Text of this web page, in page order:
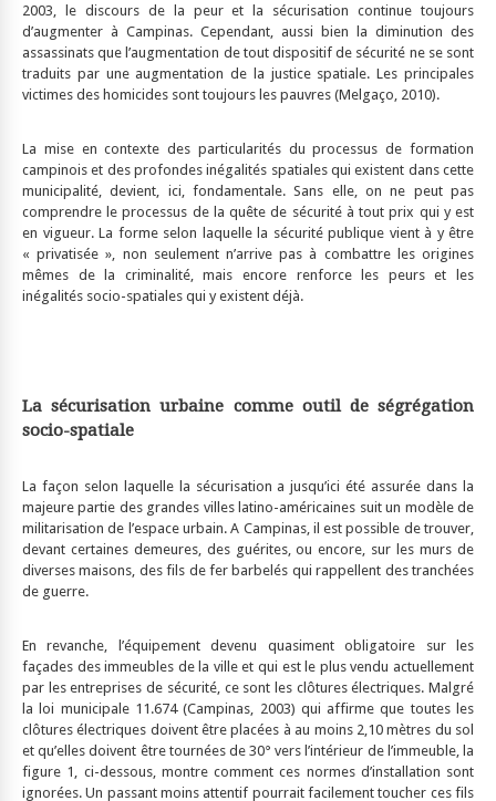
2003, le discours de la peur et la sécurisation continue toujours
d’augmenter à Campinas. Cependant, aussi bien la diminution des
assassinats que l’augmentation de tout dispositif de sécurité ne se sont
traduits par une augmentation de la justice spatiale. Les principales
victimes des homicides sont toujours les pauvres (Melgaço, 2010).
La mise en contexte des particularités du processus de formation
campinois et des profondes inégalités spatiales qui existent dans cette
municipalité, devient, ici, fondamentale. Sans elle, on ne peut pas
comprendre le processus de la quête de sécurité à tout prix qui y est
en vigueur. La forme selon laquelle la sécurité publique vient à y être
« privatisée », non seulement n’arrive pas à combattre les origines
mêmes de la criminalité, mais encore renforce les peurs et les
inégalités socio-spatiales qui y existent déjà.
La sécurisation urbaine comme outil de ségrégation
socio-spatiale
La façon selon laquelle la sécurisation a jusqu’ici été assurée dans la
majeure partie des grandes villes latino-américaines suit un modèle de
militarisation de l’espace urbain. A Campinas, il est possible de trouver,
devant certaines demeures, des guérites, ou encore, sur les murs de
diverses maisons, des fils de fer barbelés qui rappellent des tranchées
de guerre.
En revanche, l’équipement devenu quasiment obligatoire sur les
façades des immeubles de la ville et qui est le plus vendu actuellement
par les entreprises de sécurité, ce sont les clôtures électriques. Malgré
la loi municipale 11.674 (Campinas, 2003) qui affirme que toutes les
clôtures électriques doivent être placées à au moins 2,10 mètres du sol
et qu’elles doivent être tournées de 30° vers l’intérieur de l’immeuble, la
figure 1, ci-dessous, montre comment ces normes d’installation sont
ignorées. Un passant moins attentif pourrait facilement toucher ces fils